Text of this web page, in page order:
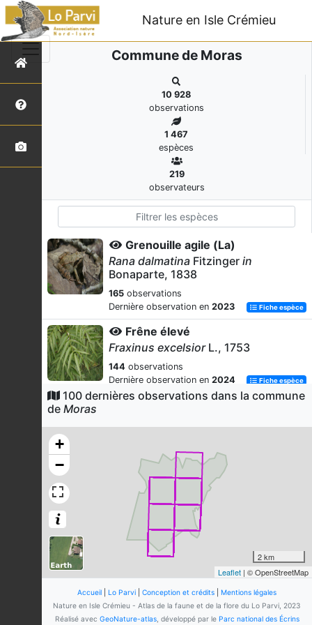
Nature en Isle Crémieu
Commune de Moras
10 928
observations
1 467
espèces
219
observateurs
Grenouille agile (La)
Rana dalmatina Fitzinger in
Bonaparte, 1838
165 observations
Dernière observation en 2023 Fiche espèce
Frêne élevé
Fraxinus excelsiorL., 1753
144 observations
Dernière observation en 2024 Fiche espèce
Charme commun
Dernière observation en
2025
Lierre grimpant
Hedera helix
L., 1753
observations
Dernière observation en
Noisetier commun
L., 1753
observations
Dernière observation en
2023
100 dernières observations dans la commune
de Moras
+
−
2 km
Leaflet | © OpenStreetMap
Accueil Lo Parvi Conception et crédits
Mentions légales
Nature en Isle Crémieu - Atlas de la faune et de la flore du Lo Parvi, 2023
Réalisé avec GeoNature-atlas, développé par le Parc national des Écrins